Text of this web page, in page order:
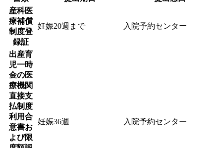
産科医
療補償
制度登
録証
妊娠20週まで 入院予約センター
出産育
児一時
金の医
療機関
直接支
払制度
利用合
意書お
よび限
妊娠36週 入院予約センター